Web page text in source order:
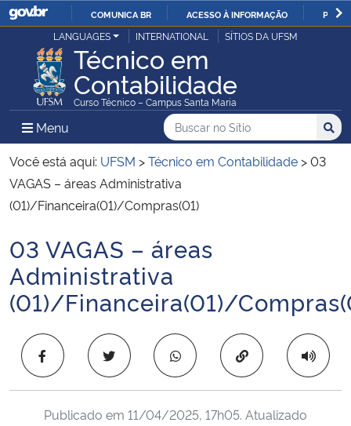
IR
PARA
O
CONTEÚDO
COMUNICA BR ACESSO À INFORMAÇÃO
Ministério da Justiça e Segurança Pública
Ministério da Defesa
Ministério das Relações Exteriores
Ministério da Economia
Ministério da Infraestrutura
Ministério da Agricultura, Pecuária e Abastecimento
Ministério da Cidadania
LANGUAGES INTERNATIONAL SÍTIOS DA UFSM
Técnico em
Contabilidade
Curso Técnico – Campus Santa Maria
Menu Menu Principal do Sítio
Busca
Buscar no no Sítio
Busca:
Você está aqui: UFSM >Técnico em Contabilidade >03
VAGAS – áreas Administrativa
(01)/Financeira(01)/Compras(01)
Início do conteúdo
03 VAGAS – áreas
Administrativa
(01)/Financeira(01)/
Copiar para área
Publicado em 11/04/2025, 17h05. Atualizado